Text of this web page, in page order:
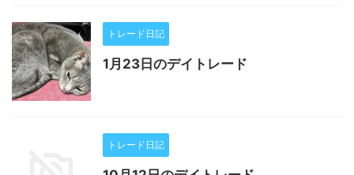
トレード日記
1月23日のデイトレード
トレード日記